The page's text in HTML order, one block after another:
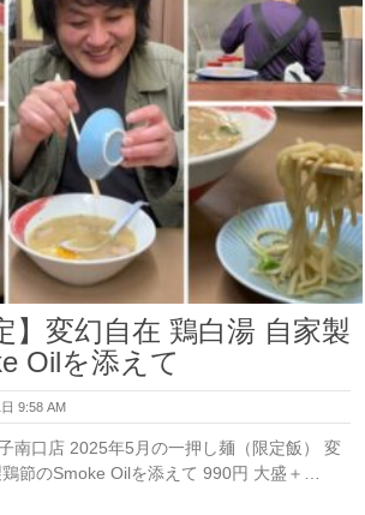
】変幻自在 鶏白湯 自家製
Oilを添えて
9:58 AM
南口店 2025年5月の一押し麺（限定飯） 変
節のSmoke Oilを添えて 990円 大盛＋…